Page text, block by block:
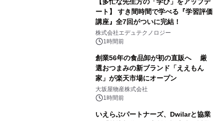
【多忙な先生方の「学び」をアップデ
ート】 すき間時間で学べる『学習評価
講座』全7回がついに完結！
株式会社エデュテクノロジー
1時間前
創業56年の食品卸が初の直販へ 厳
選おつまみの新ブランド「ええもん
家」が楽天市場にオープン
大坂屋物産株式会社
1時間前
いえらぶパートナーズ、Dwilarと協業